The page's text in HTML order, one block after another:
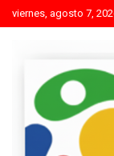
Skip
to
viernes, agosto 7,